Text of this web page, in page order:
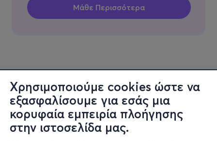
Χρησιμοποιούμε cookies ώστε να
εξασφαλίσουμε για εσάς μια
κορυφαία εμπειρία πλοήγησης
στην ιστοσελίδα μας.
Πληροφορίες
Υποστήριξη
Stay Connected